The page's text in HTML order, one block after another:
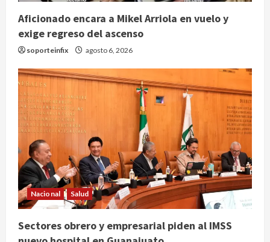
Aficionado encara a Mikel Arriola en vuelo y
exige regreso del ascenso
soporteinfix agosto 6, 2026
Nacional Salud
Sectores obrero y empresarial piden al IMSS
2
Publican artículo sobre adaptar la
vida social a la de los hijos
agosto 6, 2026
Bacterias en el semen también